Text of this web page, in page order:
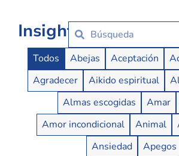
Insights
Insights Buttons
Todos Abejas Aceptación
Agradecer
Aikido espiritual
Almas escogidas
Amar
Amor incondicional
Animal
Ansiedad
Apegos